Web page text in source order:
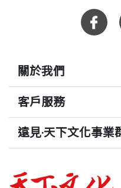
關於我們
客戶服務
遠見‧天下文化事業